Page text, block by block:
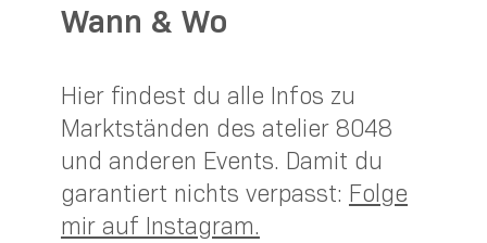
Wann & Wo
Hier findest du alle Infos zu
Marktständen des atelier 8048
und anderen Events. Damit du
garantiert nichts verpasst: Folge
mir auf Instagram.